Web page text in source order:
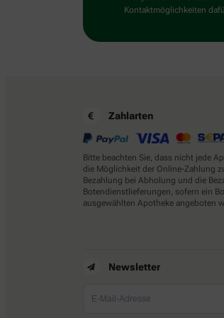
Kontaktmöglichkeiten
Zahlarten
Bitte beachten Sie, dass nicht jede
die Möglichkeit der Online-Zahlung
Bezahlung bei Abholung und die
Botendienstlieferungen, sofern ein
ausgewählten Apotheke angeboten
Newsletter